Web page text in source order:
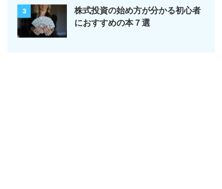
3
株式投資の始め方が分かる初心者
におすすめの本７選